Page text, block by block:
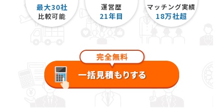
最大30社
比較可能
運営歴
21年目
マッチング実績
18万社超